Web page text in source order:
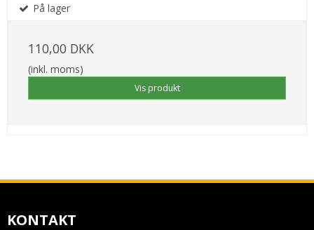
På lager
110,00 DKK
(inkl. moms)
Vis produkt
KONTAKT